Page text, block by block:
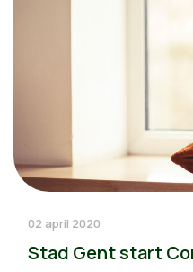
02 april 2020
Stad Gent start